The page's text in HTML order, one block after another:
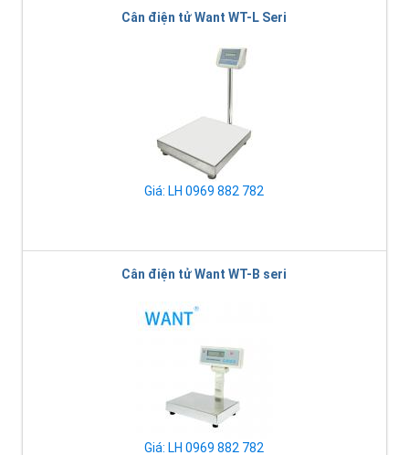
Cân điện tử Want WT-L Seri
Giá: LH 0969 882 782
Cân điện tử Want WT-B seri
Giá: LH 0969 882 782